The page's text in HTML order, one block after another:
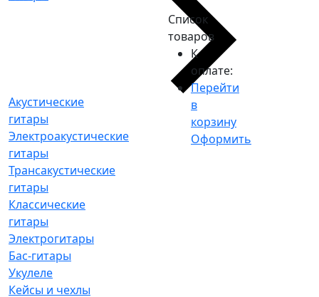
Акустические
гитары
Электроакустические
гитары
Трансакустические
гитары
Классические
гитары
Электрогитары
Бас-гитары
Укулеле
Кейсы и чехлы
Список
товаров
К
оплате:
Перейти
в
корзину
Оформить